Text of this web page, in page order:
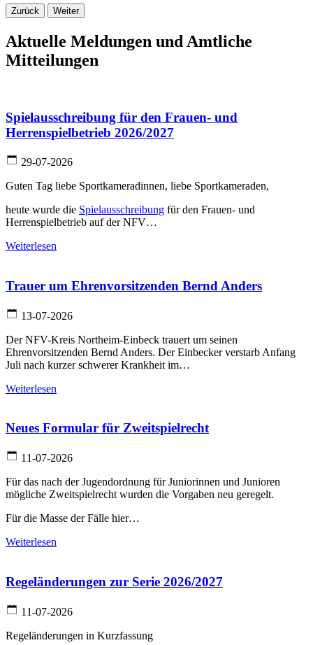
Zurück Weiter
Aktuelle Meldungen und Amtliche
Mitteilungen
Spielausschreibung für den Frauen- und
Herrenspielbetrieb 2026/2027
29-07-2026
Guten Tag liebe Sportkameradinnen, liebe Sportkameraden,
heute wurde die Spielausschreibung für den Frauen- und
Herrenspielbetrieb auf der NFV…
Weiterlesen
Trauer um Ehrenvorsitzenden Bernd Anders
13-07-2026
Der NFV-Kreis Northeim-Einbeck trauert um seinen
Ehrenvorsitzenden Bernd Anders. Der Einbecker verstarb Anfang
Juli nach kurzer schwerer Krankheit im…
Weiterlesen
Neues Formular für Zweitspielrecht
11-07-2026
Für das nach der Jugendordnung für Juniorinnen und Junioren
mögliche Zweitspielrecht wurden die Vorgaben neu geregelt.
Für die Masse der Fälle hier…
Weiterlesen
Regeländerungen zur Serie 2026/2027
11-07-2026
Regeländerungen in Kurzfassung